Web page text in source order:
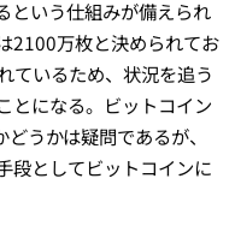
という仕組みが備えられ
2100万枚と決められてお
ているため、状況を追う
とになる。ビットコイン
うかは疑問であるが、
段としてビットコインに